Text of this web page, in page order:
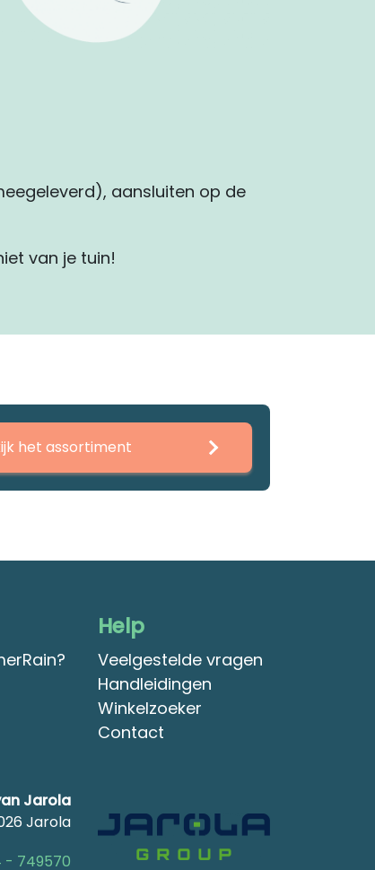
aansluiten op de
van je tuin!
het assortiment
Help
Veelgestelde vragen
Handleidingen
Winkelzoeker
Contact
Jarola
Jarola
- 749570